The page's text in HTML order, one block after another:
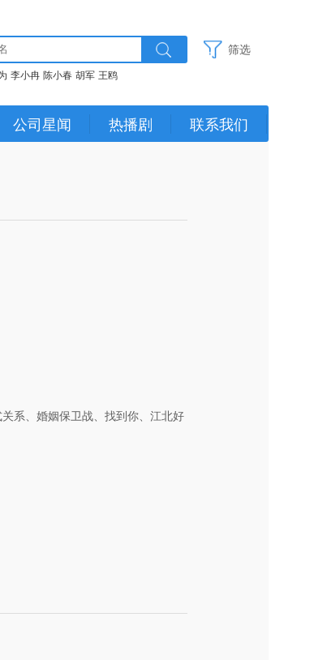
李小冉 陈小春 胡军 王鸥
筛选
公司星闻 热播剧 联系我们
系、婚姻保卫战、找到你、江北好